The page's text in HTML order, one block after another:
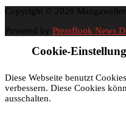
Copyright © 2026
Powered by PressBook News
Cookie-
Diese Webseite benutzt
verbessern. Diese Cookies
ausschalten.